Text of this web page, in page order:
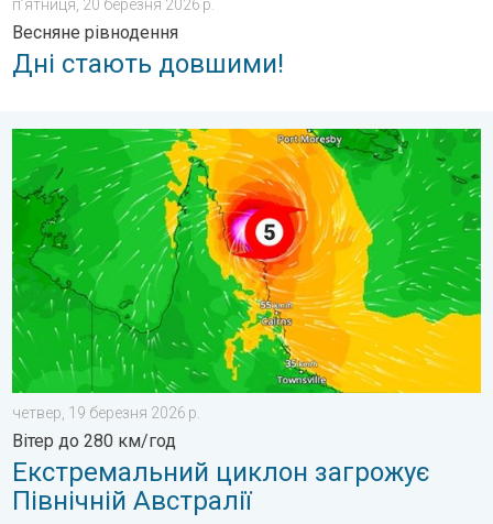
пʼятниця, 20 березня 2026 р.
Весняне рівнодення
Дні стають довшими!
Екстремальний циклон загрожує Північній Австралії.
четвер, 19 березня 2026 р.
Вітер до 280 км/год
Екстремальний циклон загрожує
Північній Австралії